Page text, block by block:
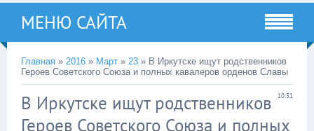
МЕНЮ САЙТА
Главная » 2016 » Март » 23 » В Иркутске ищут родственников
Героев Советского Союза и полных кавалеров орденов Славы
10:31
В Иркутске ищут родственников
Героев Советского Союза и полных